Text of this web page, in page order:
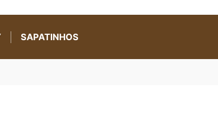
SAPATINHOS